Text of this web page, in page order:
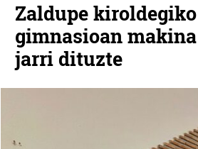
Zaldupe kiroldegiko
gimnasioan
jarri dituzte